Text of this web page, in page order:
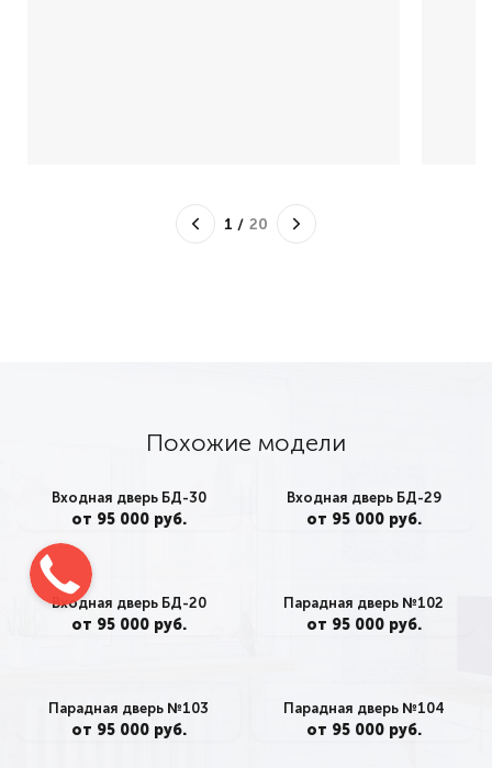
1 / 20
Похожие модели
Входная дверь БД-30
от 95 000 руб.
Входная дверь БД-29
от 95 000 руб.
Входная дверь БД-20
от 95 000 руб.
Парадная дверь №102
от 95 000 руб.
Парадная дверь №103
от 95 000 руб.
Парадная дверь №104
от 95 000 руб.